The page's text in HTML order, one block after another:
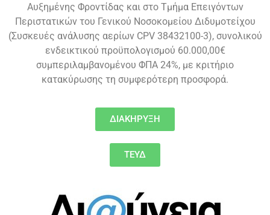
Αυξημένης Φροντίδας και στο Τμήμα Επειγόντων
Περιστατικών του Γενικού Νοσοκομείου Διδυμοτείχου
(Συσκευές ανάλυσης αερίων CPV 38432100-3), συνολικού
ενδεικτικού προϋπολογισμού 60.000,00€
συμπεριλαμβανομένου ΦΠΑ 24%, με κριτήριο
κατακύρωσης τη συμφερότερη προσφορά.
ΔΙΑΚΗΡΥΞΗ
ΤΕΥΔ